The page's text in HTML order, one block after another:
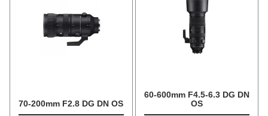
70-200mm F2.8 DG DN OS
60-600mm F4.5-6.3 DG DN
OS